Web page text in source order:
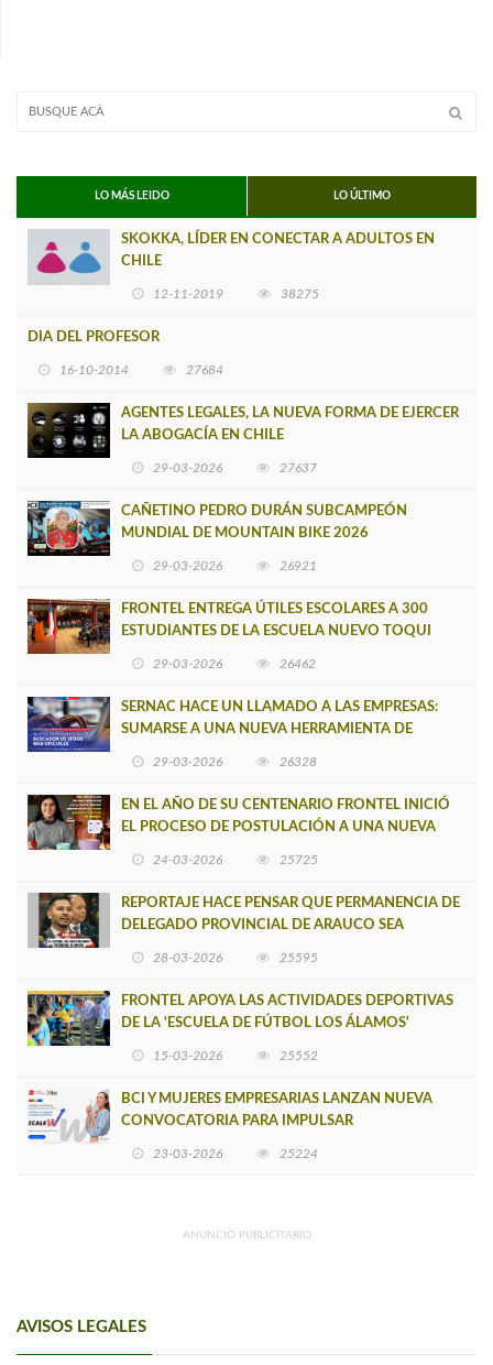
LO MÁS LEIDO LO ÚLTIMO
SKOKKA, LÍDER EN CONECTAR A ADULTOS EN
CHILE
12-11-2019 38275
DIA DEL PROFESOR
16-10-2014 27684
AGENTES LEGALES, LA NUEVA FORMA DE EJERCER
LA ABOGACÍA EN CHILE
29-03-2026 27637
CAÑETINO PEDRO DURÁN SUBCAMPEÓN
MUNDIAL DE MOUNTAIN BIKE 2026
29-03-2026 26921
FRONTEL ENTREGA ÚTILES ESCOLARES A 300
ESTUDIANTES DE LA ESCUELA NUEVO TOQUI
29-03-2026 26462
SERNAC HACE UN LLAMADO A LAS EMPRESAS:
SUMARSE A UNA NUEVA HERRAMIENTA DE
29-03-2026 26328
EN EL AÑO DE SU CENTENARIO FRONTEL INICIÓ
EL PROCESO DE POSTULACIÓN A UNA NUEVA
24-03-2026 25725
REPORTAJE HACE PENSAR QUE PERMANENCIA DE
DELEGADO PROVINCIAL DE ARAUCO SEA
28-03-2026 25595
FRONTEL APOYA LAS ACTIVIDADES DEPORTIVAS
DE LA 'ESCUELA DE FÚTBOL LOS ÁLAMOS'
15-03-2026 25552
BCI Y MUJERES EMPRESARIAS LANZAN NUEVA
CONVOCATORIA PARA IMPULSAR
23-03-2026 25224
ANUNCIO PUBLICITARIO
AVISOS LEGALES